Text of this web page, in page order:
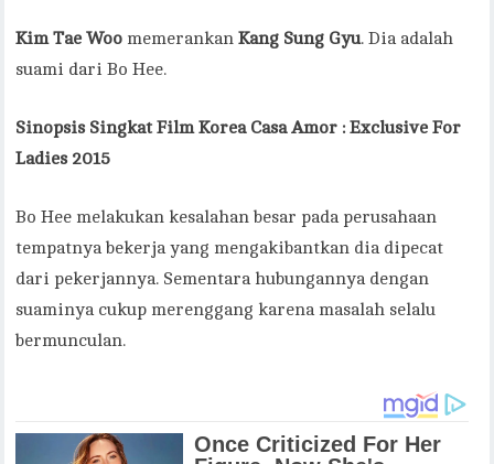
Kim Tae Woo memerankanKang Sung Gyu. Dia adalah
suami dari Bo Hee.
Sinopsis Singkat Film Korea Casa Amor : Exclusive For
Ladies 2015
Bo Hee melakukan kesalahan besar pada perusahaan
tempatnya bekerja yang mengakibantkan dia dipecat
dari pekerjannya. Sementara hubungannya dengan
suaminya cukup merenggang karena masalah selalu
bermunculan.